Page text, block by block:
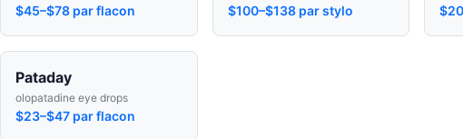
$45–$78 par flacon $100–$138 par stylo
Pataday
olopatadine eye drops
$23–$47 par flacon